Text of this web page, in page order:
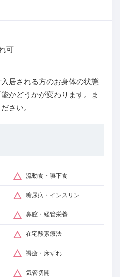
可
居される方のお身体の状態
かどうかが変わります。ま
さい。
流動食・嚥下食
糖尿病・インスリン
鼻腔・経管栄養
在宅酸素療法
褥瘡・床ずれ
気管切開